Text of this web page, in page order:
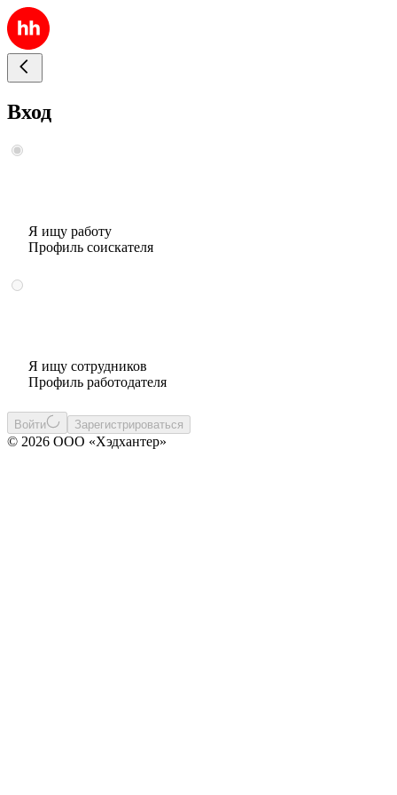
Вход
Я ищу работу
Профиль соискателя
Я ищу сотрудников
Профиль работодателя
Войти Зарегистрироваться
© 2026 ООО «Хэдхантер»